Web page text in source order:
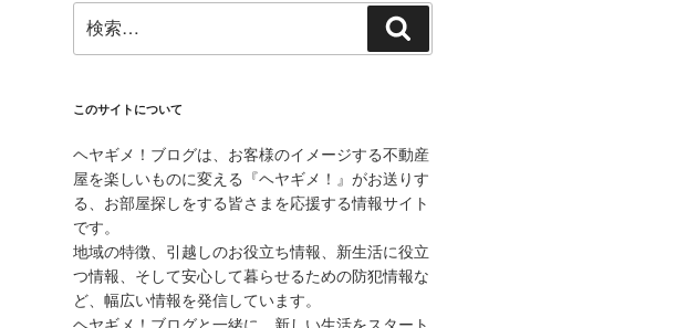
索:
索
このサイトについて
ヘヤギメ！ブログは、お客様のイメージする不動産
屋を楽しいものに変える『ヘヤギメ！』がお送りす
る、お部屋探しをする皆さまを応援する情報サイト
です。
地域の特徴、引越しのお役立ち情報、新生活に役立
つ情報、そして安心して暮らせるための防犯情報な
ど、幅広い情報を発信しています。